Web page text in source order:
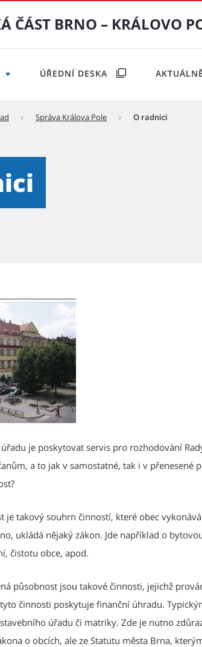
ČÁST BRNO – KRÁLOVO
ÚŘEDNÍ DESKA AKTUÁLNĚ
Správa Králova Pole O radnici
je poskytovat servis pro rozhodování
a to jak v samostatné, tak i v přenesené
je takový souhrn činností, které obec
ukládá nějaký zákon. Jde například o
čistotu obce, apod.
působnost jsou takové činnosti, jejichž
činnosti poskytuje finanční úhradu.
úřadu či matriky. Zde je nutno
o obcích, ale ze Statutu města Brna,